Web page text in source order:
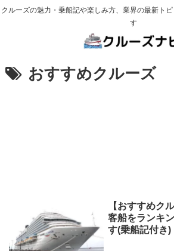
クルーズの魅力・乗船記や楽しみ方、業界の最新ト
す
おすすめクルーズ
【おすすめク
客船をランキ
す(乗船記付き)